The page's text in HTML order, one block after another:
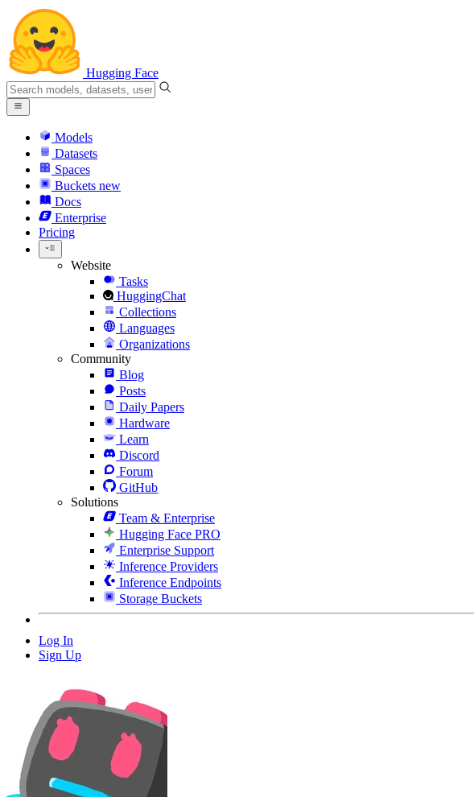
Hugging Face
Models
Datasets
Spaces
Buckets new
Docs
Enterprise
Pricing
Website
Tasks
HuggingChat
Collections
Languages
Organizations
Community
Blog
Posts
Daily Papers
Hardware
Learn
Discord
Forum
GitHub
Solutions
Team & Enterprise
Hugging Face PRO
Enterprise Support
Inference Providers
Inference Endpoints
Storage Buckets
Log In
Sign Up